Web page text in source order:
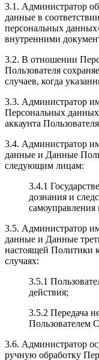
3.1. Администратор
данные в
персональных
внутренними
3.2. В отношении
Пользователя
случаев, когда
3.3. Администратор
Персональных
аккаунта
3.4. Администратор
данные и Данные
следующим лицам:
3.4.1
дознания и
3.5. Администратор
данные и Данные
настоящей Политики
случаях:
3.5.1
действия;
3.5.2 Передача
Пользователем
3.6. Администратор
ручную обработку